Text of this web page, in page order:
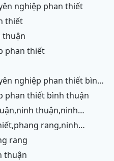
nghiệp phan thiết
thiết
thuận
phan thiết
phan thiết bình thuận
rang
thuận